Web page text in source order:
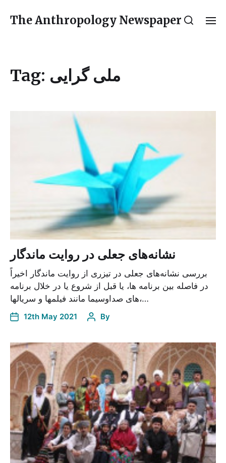
The Anthropology Newspaper
Tag: ملی گرایی
نشانه‌های جعلی در روایت ماندگار
بررسی نشانه‌های جعلی در تیزری از روایت ماندگار اخیراً
در فاصله بین برنامه ها، یا قبل از شروع یا در خلال برنامه
های صداوسیما مانند فیلمها و سریالها،…
12th May 2021 By